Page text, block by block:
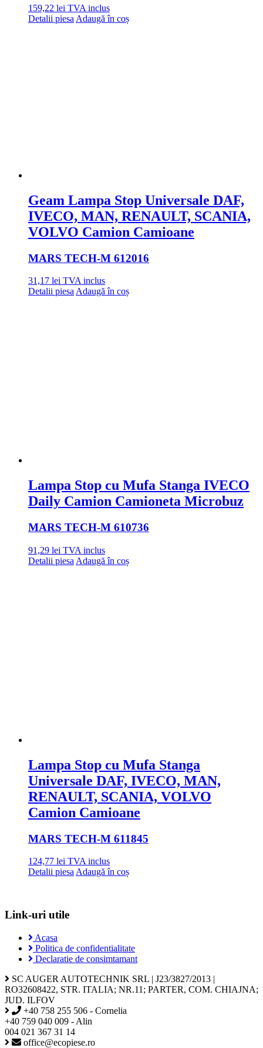
159,22 lei TVA inclus
Detalii piesa Adaugă în coș
Geam Lampa Stop Universale DAF,
IVECO, MAN, RENAULT, SCANIA,
VOLVO Camion Camioane
MARS TECH-M 612016
31,17 lei TVA inclus
Detalii piesa Adaugă în coș
Lampa Stop cu Mufa Stanga IVECO
Daily Camion Camioneta Microbuz
MARS TECH-M 610736
91,29 lei TVA inclus
Detalii piesa Adaugă în coș
Lampa Stop cu Mufa Stanga
Universale DAF, IVECO, MAN,
RENAULT, SCANIA, VOLVO
Camion Camioane
MARS TECH-M 611845
124,77 lei TVA inclus
Detalii piesaAdaugă în coș
Link-uri utile
Acasa
Politica de confidentialitate
Declaratie de consimtamant
SC AUGER AUTOTECHNIK SRL | J23/3827/2013 |
RO32608422, STR. ITALIA; NR.11; PARTER, COM. CHIAJNA;
JUD. ILFOV
+40 758 255 506 - Cornelia
+40 759 040 009 - Alin
004 021 367 31 14
office@ecopiese.ro